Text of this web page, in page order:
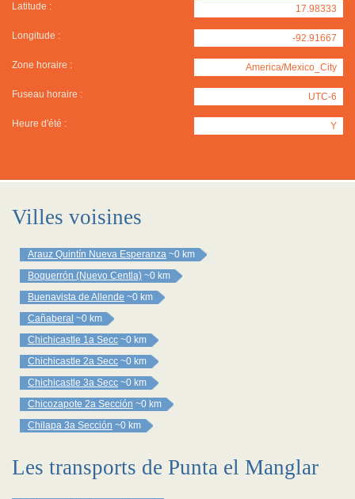
Latitude : 17.98333
Longitude : -92.91667
Zone horaire : America/Mexico_City
Fuseau horaire : UTC-6
Heure d'été : Y
Villes voisines
Arauz Quintín Nueva Esperanza ~0 km
Boquerrón (Nuevo Centla) ~0 km
Buenavista de Allende ~0 km
Cañaberal ~0 km
Chichicastle 1a Secc ~0 km
Chichicastle 2a Secc ~0 km
Chichicastle 3a Secc ~0 km
Chicozapote 2a Sección ~0 km
Chilapa 3a Sección ~0 km
Les transports de Punta el Manglar